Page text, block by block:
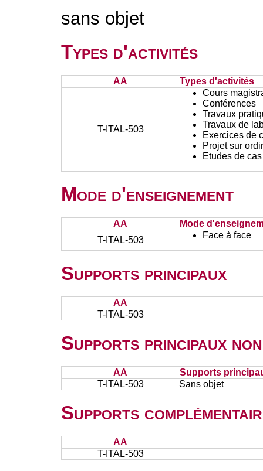
sans objet
Types d'activités
AA Types d'activités
T-ITAL-503
Cours
Conférences
Travaux
Travaux de
Exercices de
Projet sur
Etudes de cas
Mode d'enseignement
AA
Mode
T-ITAL-503
Face à face
Supports principaux
AA
T-ITAL-503
Supports principaux
AA
Supports
T-ITAL-503
Sans objet
Supports
AA
T-ITAL-503